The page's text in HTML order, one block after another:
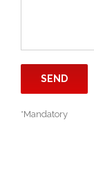
*Mandatory